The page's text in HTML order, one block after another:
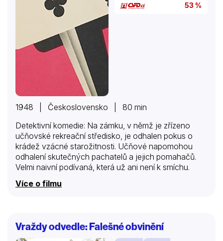
53 %
1948 | Československo | 80 min
Detektivní komedie: Na zámku, v němž je zřízeno
učňovské rekreační středisko, je odhalen pokus o
krádež vzácné starožitnosti. Učňové napomohou
odhalení skutečných pachatelů a jejich pomahačů.
Velmi naivní podívaná, která už ani není k smíchu.
Více o filmu
Vraždy odvedle: Falešné obvinění